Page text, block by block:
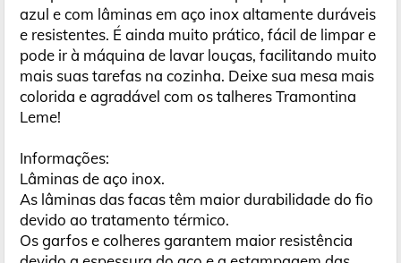
azul e com lâminas em aço inox altamente duráveis
e resistentes. É ainda muito prático, fácil de limpar e
pode ir à máquina de lavar louças, facilitando muito
mais suas tarefas na cozinha. Deixe sua mesa mais
colorida e agradável com os talheres Tramontina
Leme!
Informações:
Lâminas de aço inox.
As lâminas das facas têm maior durabilidade do fio
devido ao tratamento térmico.
Os garfos e colheres garantem maior resistência